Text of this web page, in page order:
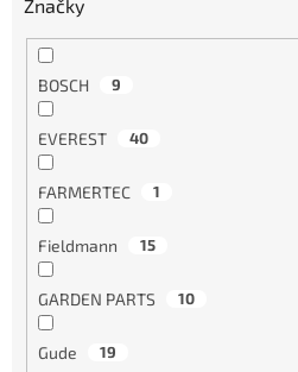
Značky
BOSCH 9
EVEREST 40
FARMERTEC 1
Fieldmann 15
GARDEN PARTS 10
Gude 19